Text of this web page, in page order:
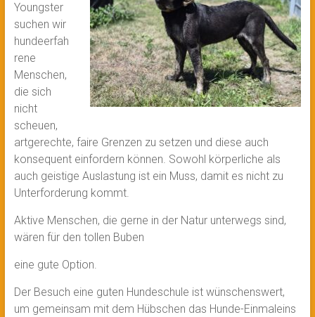
Youngster
suchen wir
hundeerfah
rene
Menschen,
die sich
nicht
scheuen,
artgerechte, faire Grenzen zu setzen und diese auch
konsequent einfordern können. Sowohl körperliche als
auch geistige Auslastung ist ein Muss, damit es nicht zu
Unterforderung kommt.
Aktive Menschen, die gerne in der Natur unterwegs sind,
wären für den tollen Buben
eine gute Option.
Der Besuch eine guten Hundeschule ist wünschenswert,
um gemeinsam mit dem Hübschen das Hunde-Einmaleins